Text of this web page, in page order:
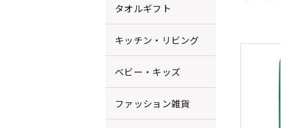
タオルギフト
キッチン・リビング
ベビー・キッズ
ファッション雑貨